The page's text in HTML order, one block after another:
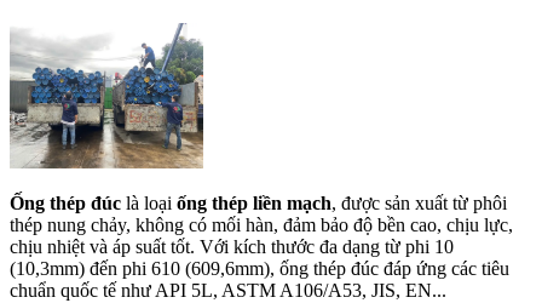
Ống thép đúc là loại ống thép liền mạch, được sản xuất từ phôi
thép nung chảy, không có mối hàn, đảm bảo độ bền cao, chịu lực,
chịu nhiệt và áp suất tốt. Với kích thước đa dạng từ phi 10
(10,3mm) đến phi 610 (609,6mm), ống thép đúc đáp ứng các tiêu
chuẩn quốc tế như API 5L, ASTM A106/A53, JIS, EN...